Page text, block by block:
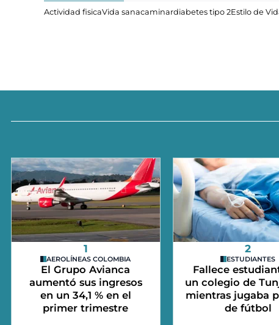
Actividad fisicaVida sanacaminardiabetes tipo 2Estilo de
1
AEROLÍNEAS COLOMBIA
El Grupo Avianca
aumentó sus ingresos
en un 34,1 % en el
primer trimestre
2
ESTUDIANTES
Fallece
un colegio de
mientras jugaba
de fútbol